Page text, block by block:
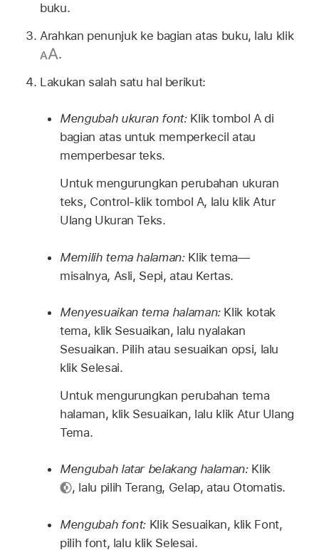
buku.
Arahkan penunjuk ke bagian atas buku, lalu klik
.
Lakukan salah satu hal berikut:
Mengubah ukuran font:Klik tombol A di
bagian atas untuk memperkecil atau
memperbesar teks.
Untuk mengurungkan perubahan ukuran
teks, Control-klik tombol A, lalu klik Atur
Ulang Ukuran Teks.
Memilih tema halaman:Klik tema—
misalnya, Asli, Sepi, atau Kertas.
Menyesuaikan tema halaman:Klik kotak
tema, klik Sesuaikan, lalu nyalakan
Sesuaikan. Pilih atau sesuaikan opsi, lalu
klik Selesai.
Untuk mengurungkan perubahan tema
halaman, klik Sesuaikan, lalu klik Atur Ulang
Tema.
Mengubah latar belakang halaman:Klik
, lalu pilih Terang, Gelap, atau Otomatis.
Mengubah font: Klik Sesuaikan, klik Font,
pilih font, lalu klik Selesai.